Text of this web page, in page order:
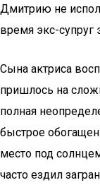
Дмитрию не
время экс-
Сына актриса
пришлось на
полная
быстрое
место под
часто ездил